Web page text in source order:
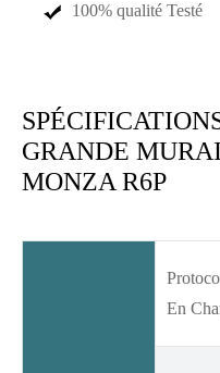
100% qualité Testé
GRANDE
MONZA R6P
En